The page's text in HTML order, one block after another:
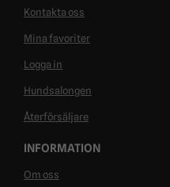
Kontakta oss
Mina favoriter
Logga in
Hundsalongen
Återförsäljare
INFORMATION
Om oss